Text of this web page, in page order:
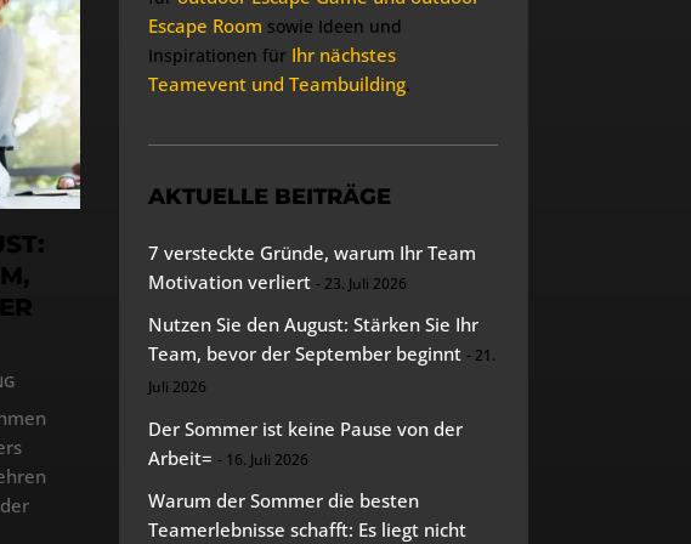
Escape Room sowie Ideen und
Inspirationen für Ihr nächstes
Teamevent und Teambuilding.
AKTUELLE BEITRÄGE
7 versteckte Gründe, warum Ihr Team
Motivation verliert
23. Juli 2026
Nutzen Sie den August: Stärken Sie Ihr
Team, bevor der September beginnt
21.
Juli 2026
Der Sommer ist keine Pause von der
Arbeit=
16. Juli 2026
Warum der Sommer die besten
Teamerlebnisse schafft: Es liegt nicht